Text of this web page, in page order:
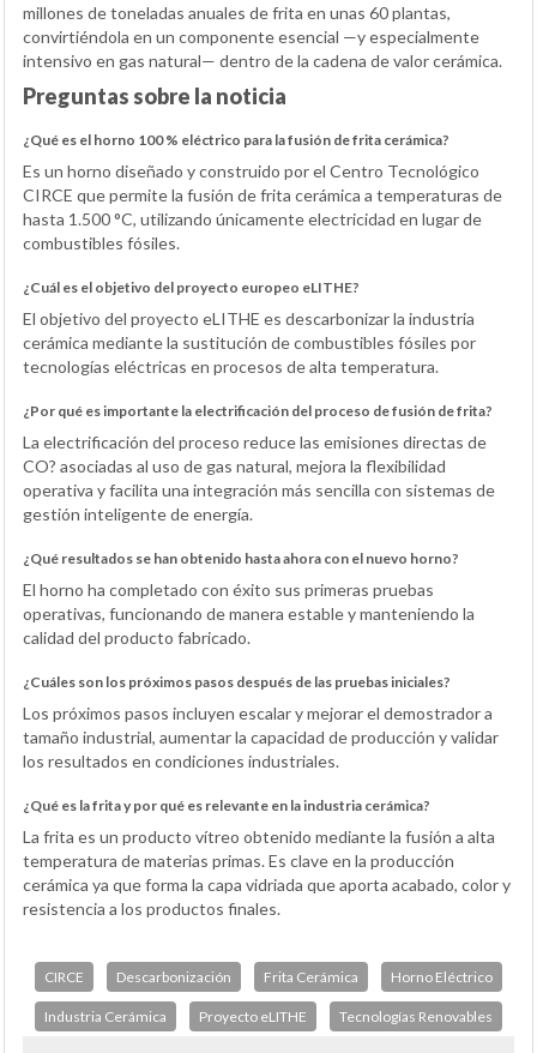
millones de toneladas anuales de frita en unas 60 plantas,
convirtiéndola en un componente esencial —y especialmente
intensivo en gas natural— dentro de la cadena de valor cerámica.
Preguntas sobre la noticia
¿Qué es el horno 100 % eléctrico para la fusión de frita cerámica?
Es un horno diseñado y construido por el Centro Tecnológico
CIRCE que permite la fusión de frita cerámica a temperaturas de
hasta 1.500 °C, utilizando únicamente electricidad en lugar de
combustibles fósiles.
¿Cuál es el objetivo del proyecto europeo eLITHE?
El objetivo del proyecto eLITHE es descarbonizar la industria
cerámica mediante la sustitución de combustibles fósiles por
tecnologías eléctricas en procesos de alta temperatura.
¿Por qué es importante la electrificación del proceso de fusión de frita?
La electrificación del proceso reduce las emisiones directas de
CO? asociadas al uso de gas natural, mejora la flexibilidad
operativa y facilita una integración más sencilla con sistemas de
gestión inteligente de energía.
¿Qué resultados se han obtenido hasta ahora con el nuevo horno?
El horno ha completado con éxito sus primeras pruebas
operativas, funcionando de manera estable y manteniendo la
calidad del producto fabricado.
¿Cuáles son los próximos pasos después de las pruebas iniciales?
Los próximos pasos incluyen escalar y mejorar el demostrador a
tamaño industrial, aumentar la capacidad de producción y validar
los resultados en condiciones industriales.
¿Qué es la frita y por qué es relevante en la industria cerámica?
La frita es un producto vítreo obtenido mediante la fusión a alta
temperatura de materias primas. Es clave en la producción
cerámica ya que forma la capa vidriada que aporta acabado, color y
resistencia a los productos finales.
CIRCE Descarbonización Frita Cerámica Horno Eléctrico
Industria Cerámica Proyecto eLITHE Tecnologías Renovables